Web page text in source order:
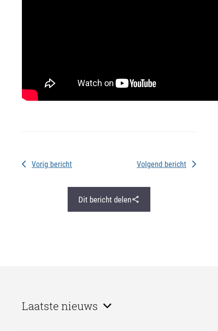
Vorig bericht Volgend bericht
Dit bericht delen
Laatste nieuws